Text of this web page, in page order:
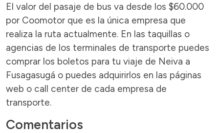
El valor del pasaje de bus va desde los $60.000
por Coomotor que es la única empresa que
realiza la ruta actualmente. En las taquillas o
agencias de los terminales de transporte puedes
comprar los boletos para tu viaje de Neiva a
Fusagasugá o puedes adquirirlos en las páginas
web o call center de cada empresa de
transporte.
Comentarios